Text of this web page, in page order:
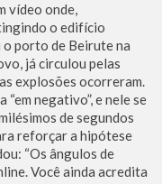
vídeo onde,
o edifício
porto de Beirute na
já circulou pelas
explosões ocorreram.
negativo”, e nele se
de segundos
reforçar a hipótese
“Os ângulos de
Você ainda acredita